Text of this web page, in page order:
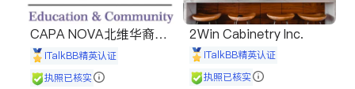
CAPA NOVA北维华裔家
长会iTalkBB精英认证
执照已核实
2Win Cabinetry Inc.
iTalkBB精英认证
执照已核实